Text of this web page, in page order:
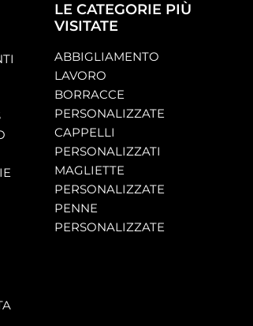
LE CATEGORIE PIÙ
VISITATE
ABBIGLIAMENTO
LAVORO
BORRACCE
PERSONALIZZATE
CAPPELLI
PERSONALIZZATI
MAGLIETTE
PERSONALIZZATE
PENNE
PERSONALIZZATE